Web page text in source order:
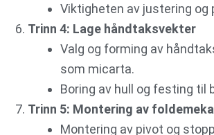
Viktigheten av justering og
Trinn 4: Lage håndtaksvekter
Valg og forming av
som micarta.
Boring av hull og festing til
Trinn 5: Montering av
Montering av pivot og